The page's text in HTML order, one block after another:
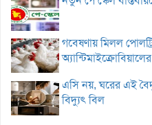
গবেষণায় মিলল
এসি নয়, ঘরের এই
বিদ্যুৎ বিল